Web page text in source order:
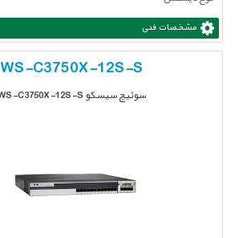
مشخصات فنی
WS-C3750X-12S-S
سوئیچ سیسکو WS-C3750X-12S-S